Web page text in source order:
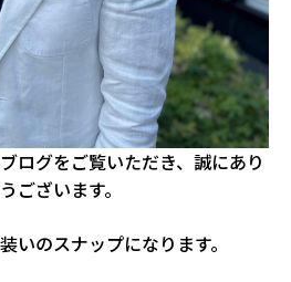
ログをご覧いただき、誠にあり
ございます。
いのスナップになります。